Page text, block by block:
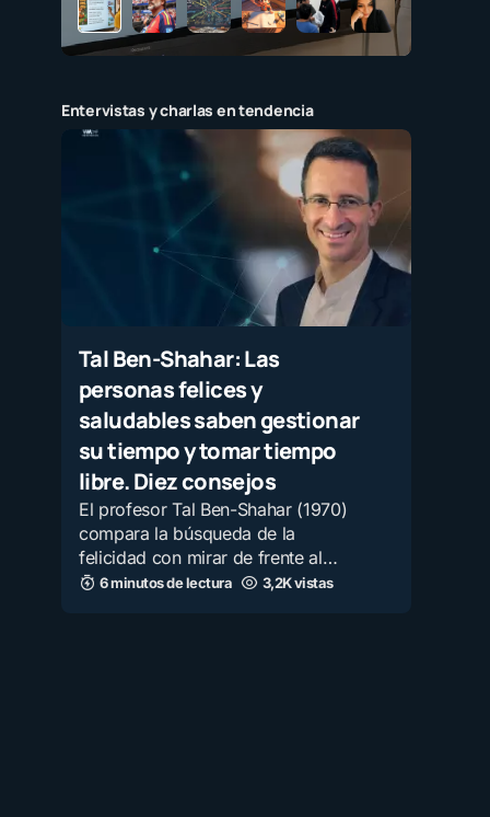
Entervistas y charlas en tendencia
Tal Ben-Shahar: Las
personas felices y
saludables saben gestionar
su tiempo y tomar tiempo
libre. Diez consejos
El profesor Tal Ben-Shahar (1970)
compara la búsqueda de la
felicidad con mirar de frente al…
6 minutos de lectura 3,2K vistas